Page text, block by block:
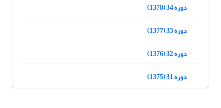
دوره 34 (1378)
دوره 33 (1377)
دوره 32 (1376)
دوره 31 (1375)